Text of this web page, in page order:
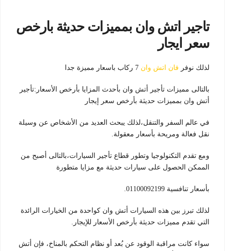
تاجير اتش وان بمميزات حديثة بارخص
سعر ايجار
لذلك نوفر فان اتش وان
بالتالى مميزات تأجير أتش وان بأحدث المزايا بأرخص الأسعار:تأجير
أتش وان بمميزات حديثة بأرخص سعر إيجار
في عالم السفر والتنقل،لذلك يبحث العديد من الأشخاص عن وسيلة
نقل فعالة ومريحة بأسعار معقولة.
ومع تقدم التكنولوجيا وتطور قطاع تأجير السيارات،بالتالى أصبح من
الممكن الحصول على سيارات حديثة مع مزايا متطورة
بأسعار تنافسية 01100092199.
لذلك تبرز بين هذه السيارات أتش وان كواحدة من الخيارات الرائدة
التي تقدم مميزات حديثة بأرخص الأسعار للإيجار.
سواء كانت مراقبة الوقود عن بُعد أو نظام التحكم بالمناخ، فإن أتش